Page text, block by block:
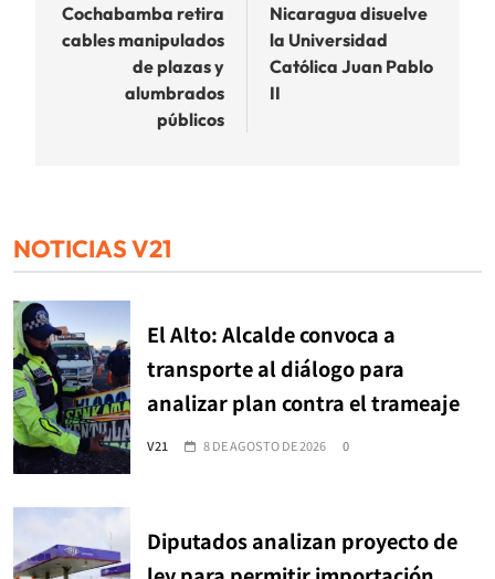
entradas
Cochabamba retira
cables manipulados
de plazas y
alumbrados
públicos
Nicaragua disuelve
la Universidad
Católica Juan Pablo
II
NOTICIAS V21
El Alto: Alcalde convoca a
transporte al diálogo para
analizar plan contra el trameaje
V21 8 DE AGOSTO DE 2026 0
Diputados analizan proyecto de